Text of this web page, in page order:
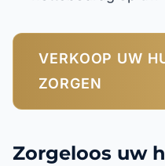
VERKOOP UW
ZORGEN
Zorgeloos uw